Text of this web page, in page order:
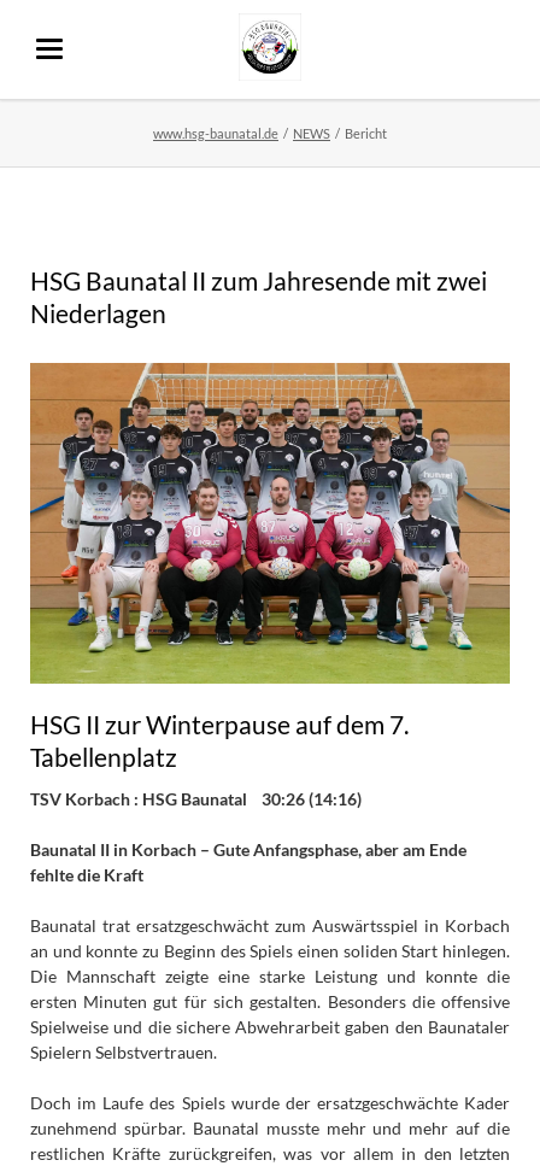
www.hsg-baunatal.de NEWS Bericht
HSG Baunatal II zum Jahresende mit zwei
Niederlagen
HSG II zur Winterpause auf dem 7.
Tabellenplatz
TSV Korbach : HSG Baunatal 30:26 (14:16)
Baunatal II in Korbach – Gute Anfangsphase, aber am Ende
fehlte die Kraft
Baunatal trat ersatzgeschwächt zum Auswärtsspiel in Korbach
an und konnte zu Beginn des Spiels einen soliden Start hinlegen.
Die Mannschaft zeigte eine starke Leistung und konnte die
ersten Minuten gut für sich gestalten. Besonders die offensive
Spielweise und die sichere Abwehrarbeit gaben den Baunataler
Spielern Selbstvertrauen.
Doch im Laufe des Spiels wurde der ersatzgeschwächte Kader
zunehmend spürbar. Baunatal musste mehr und mehr auf die
restlichen Kräfte zurückgreifen, was vor allem in den letzten